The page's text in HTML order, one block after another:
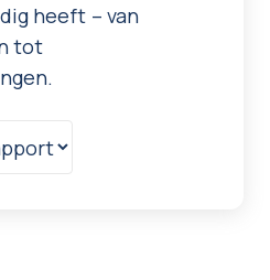
heeft – van
tot